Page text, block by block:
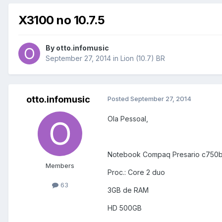
X3100 no 10.7.5
By otto.infomusic
September 27, 2014 in Lion (10.7) BR
otto.infomusic
Members
63
Posted September 27, 2014
Ola Pessoal,
Notebook Compaq Presario
Proc.: Core 2 duo
3GB de RAM
HD 500GB